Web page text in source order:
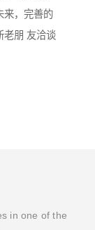
来，完善的
老朋 友洽谈
in one of the